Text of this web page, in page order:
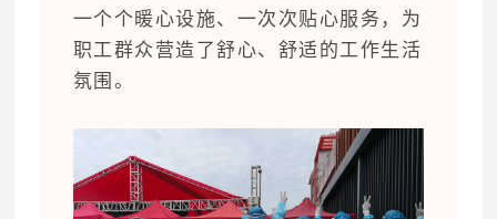
一个个暖心设施、一次次贴心服务，为
职工群众营造了舒心、舒适的工作生活
氛围。